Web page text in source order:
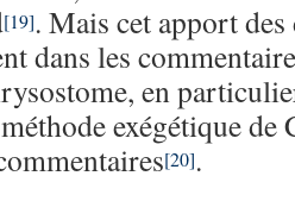
[19]. Mais cet apport des
dans les
en
exégétique de
[20].